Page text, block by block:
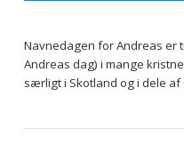
Navnedagen for Andreas er
Andreas dag) i mange
særligt i Skotland og i dele